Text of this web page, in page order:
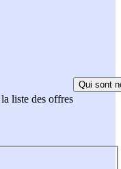
liste des offres
Qui sont